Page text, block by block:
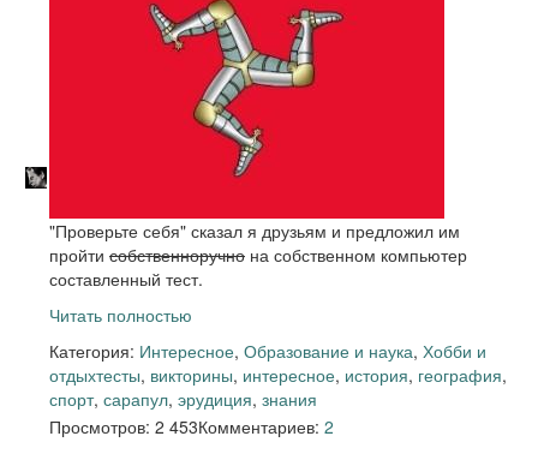
"Проверьте себя" сказал я друзьям и предложил им
пройти собственноручно на собственном компьютер
составленный тест.
Читать полностью
Категория: Интересное, Образование и наука, Хобби и
отдыхтесты, викторины, интересное, история, география,
спорт, сарапул, эрудиция, знания
Просмотров: 2 453Комментариев: 2